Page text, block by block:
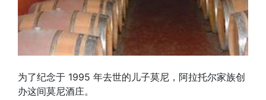
为了纪念于 1995 年去世的儿子莫尼，阿拉托尔家族创
办这间莫尼酒庄。